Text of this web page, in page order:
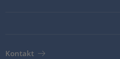
Kontakt